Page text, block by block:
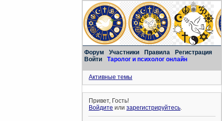
Форум Участники Правила
Регистрация
Войти
Таролог и психолог онлайн
Активные темы
Привет, Гость!
Войдите илизарегистрируйтесь.